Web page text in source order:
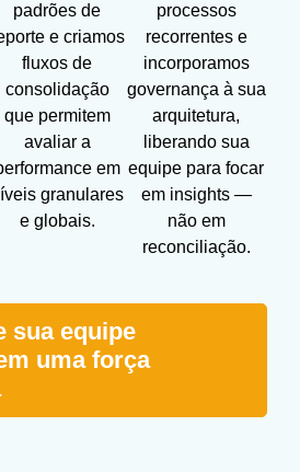
padrões de
e criamos
fluxos de
consolidação
que permitem
avaliar a
em
granulares
e globais.
processos
recorrentes e
incorporamos
governança à sua
arquitetura,
liberando sua
equipe para focar
em insights —
não em
reconciliação.
sua equipe
uma força